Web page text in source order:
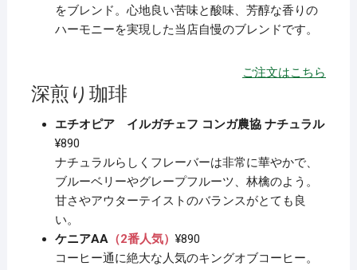
をブレンド。心地良い苦味と酸味、芳醇な香りの
ハーモニーを実現した当店自慢のブレンドです。
ご注文はこちら
深煎り珈琲
エチオピア イルガチェフ コンガ農協 ナチュラル
¥890
ナチュラルらしくフレーバーは非常に華やかで、
ブルーベリーやグレープフルーツ、林檎のよう。
甘さやアウターテイストのバランスがとても良
い。
ケニアAA（2番人気）¥890
コーヒー通に絶大な人気のキングオブコーヒー。